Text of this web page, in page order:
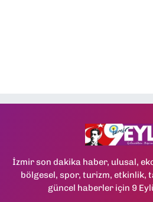
İzmir son dakika haber, ulusal,
bölgesel, spor, turizm, etkinlik,
güncel haberler için 9